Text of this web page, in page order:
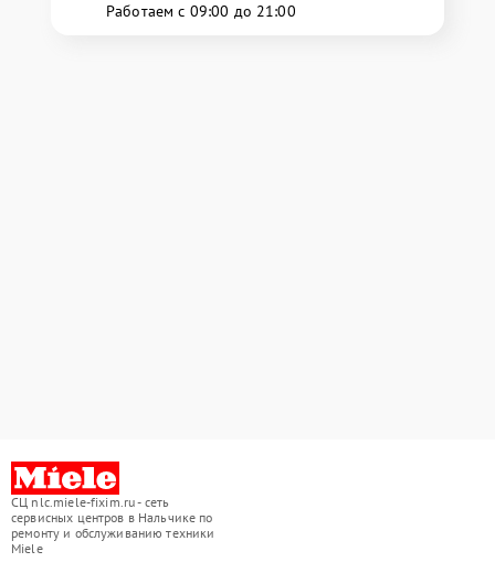
Работаем с 09:00 до 21:00
СЦ nlc.miele-fixim.ru - сеть
сервисных центров в Нальчике по
ремонту и обслуживанию техники
Miele